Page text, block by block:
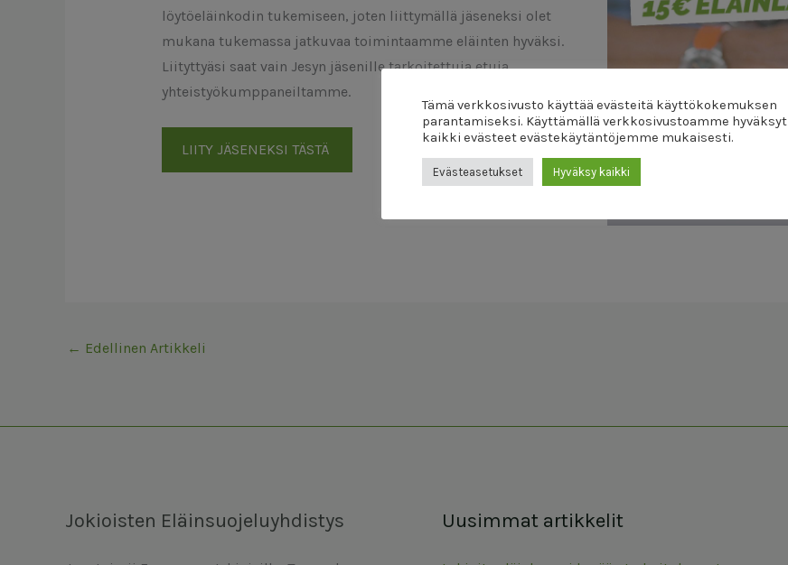
löytöeläinkodin tukemiseen, joten liittymällä jäseneksi olet
mukana tukemassa jatkuvaa toimintaamme eläinten hyväksi.
Liityttyäsi saat vain Jesyn jäsenille tarkoitettuja etuja
yhteistyökumppaneiltamme.
LIITY JÄSENEKSI TÄSTÄ
← Edellinen Artikkeli
Jokioisten Eläinsuojeluyhdistys Uusimmat artikkelit
Tämä verkkosivusto käyttää evästeitä käyttökokemuksen
parantamiseksi. Käyttämällä verkkosivustoamme hyväksyt
kaikki evästeet evästekäytäntöjemme mukaisesti.
Evästeasetukset Hyväksy kaikki